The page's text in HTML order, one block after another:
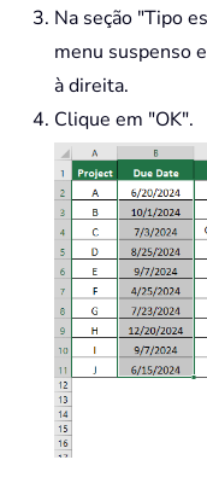
Na seção "Tipo
menu suspenso
à direita.
Clique em "OK".